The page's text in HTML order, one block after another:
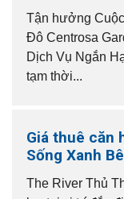
Tận hưởng
Đô Centrosa
Dịch Vụ Ngắn
tạm thời...
Giá thuê căn
Sống Xanh
The River Thủ